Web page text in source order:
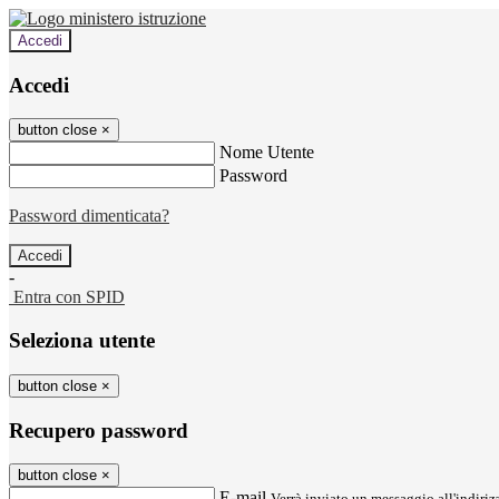
Accedi
Accedi
button close ×
Nome Utente
Password
Password dimenticata?
-
Entra con SPID
Seleziona utente
button close ×
Recupero password
button close ×